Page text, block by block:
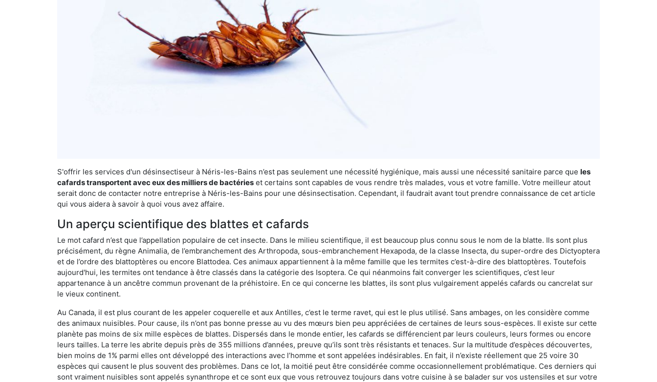
S'offrir les services d'un désinsectiseur à Néris-les-Bains n’est pas seulement une nécessité hygiénique, mais aussi une nécessité sanitaire parce que les
cafards transportent avec eux des milliers de bactéries et certains sont capables de vous rendre très malades, vous et votre famille. Votre meilleur atout
serait donc de contacter notre entreprise à Néris-les-Bains pour une désinsectisation. Cependant, il faudrait avant tout prendre connaissance de cet article
qui vous aidera à savoir à quoi vous avez affaire.
Un aperçu scientifique des blattes et cafards
Le mot cafard n’est que l’appellation populaire de cet insecte. Dans le milieu scientifique, il est beaucoup plus connu sous le nom de la blatte. Ils sont plus
précisément, du règne Animalia, de l’embranchement des Arthropoda, sous-embranchement Hexapoda, de la classe Insecta, du super-ordre des Dictyoptera
et de l’ordre des blattoptères ou encore Blattodea. Ces animaux appartiennent à la même famille que les termites c’est-à-dire des blattoptères. Toutefois
aujourd'hui, les termites ont tendance à être classés dans la catégorie des Isoptera. Ce qui néanmoins fait converger les scientifiques, c’est leur
appartenance à un ancêtre commun provenant de la préhistoire. En ce qui concerne les blattes, ils sont plus vulgairement appelés cafards ou cancrelat sur
le vieux continent.
Au Canada, il est plus courant de les appeler coquerelle et aux Antilles, c’est le terme ravet, qui est le plus utilisé. Sans ambages, on les considère comme
des animaux nuisibles. Pour cause, ils n’ont pas bonne presse au vu des mœurs bien peu appréciées de certaines de leurs sous-espèces. Il existe sur cette
planète pas moins de six mille espèces de blattes. Dispersés dans le monde entier, les cafards se différencient par leurs couleurs, leurs formes ou encore
leurs tailles. La terre les abrite depuis près de 355 millions d’années, preuve qu’ils sont très résistants et tenaces. Sur la multitude d’espèces découvertes,
bien moins de 1% parmi elles ont développé des interactions avec l’homme et sont appelées indésirables. En fait, il n’existe réellement que 25 voire 30
espèces qui causent le plus souvent des problèmes. Dans ce lot, la moitié peut être considérée comme occasionnellement problématique. Ces derniers qui
sont vraiment nuisibles sont appelés synanthrope et ce sont eux que vous retrouvez toujours dans votre cuisine à se balader sur vos ustensiles et sur votre